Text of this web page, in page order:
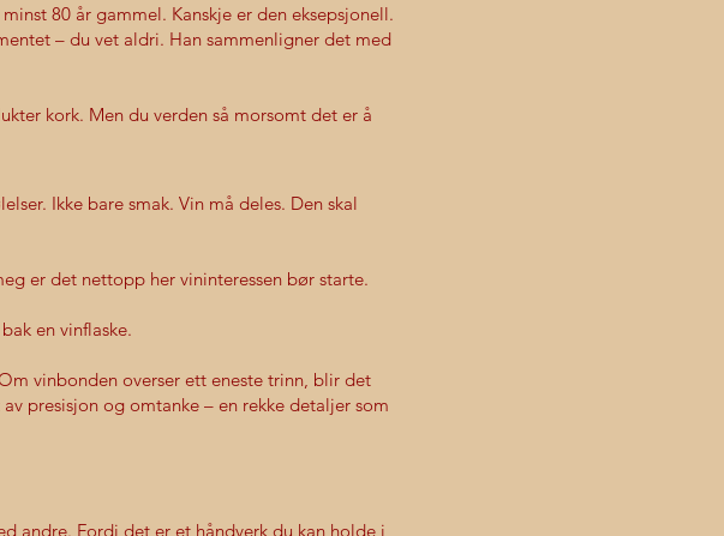
80 år gammel. Kanskje er den eksepsjonell.
– du vet aldri. Han sammenligner det med
kork. Men du verden så morsomt det er å
Ikke bare smak. Vin må deles. Den skal
er det nettopp her vininteressen bør starte.
en vinflaske.
vinbonden overser ett eneste trinn, blir det
presisjon og omtanke – en rekke detaljer som
andre. Fordi det er et håndverk du kan holde i